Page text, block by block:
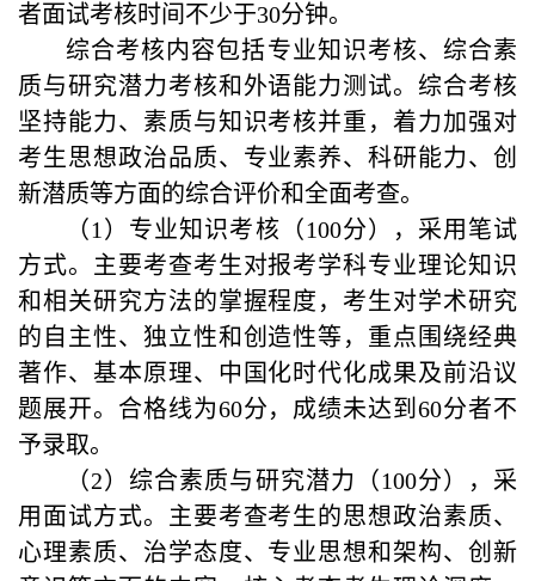
者面试考核时间不少于30分钟。
综合考核内容包括专业知识考核、综合素
质与研究潜力考核和外语能力测试。综合考核
坚持能力、素质与知识考核并重，着力加强对
考生思想政治品质、专业素养、科研能力、创
新潜质等方面的综合评价和全面考查。
（1）专业知识考核（100分），采用笔试
方式。主要考查考生对报考学科专业理论知识
和相关研究方法的掌握程度，考生对学术研究
的自主性、独立性和创造性等，重点围绕经典
著作、基本原理、中国化时代化成果及前沿议
题展开。合格线为60分，成绩未达到60分者不
予录取。
（2）综合素质与研究潜力（100分），采
用面试方式。主要考查考生的思想政治素质、
心理素质、治学态度、专业思想和架构、创新